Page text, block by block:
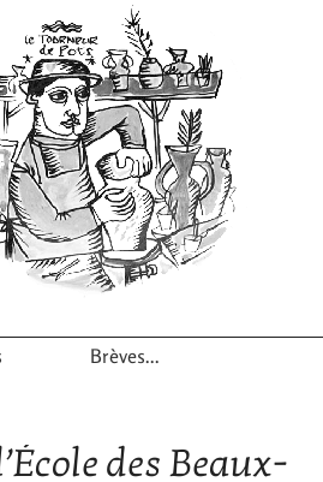
Brèves...
des Beaux-